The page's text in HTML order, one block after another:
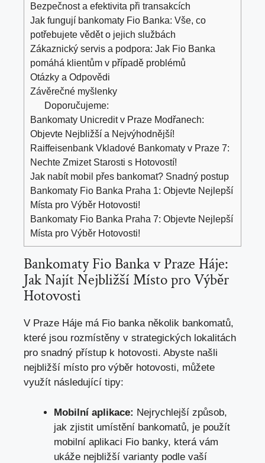
‍Bezpečnost a efektivita při⁣ transakcích
Jak fungují bankomaty Fio ​Banka: Vše, co
potřebujete vědět ‌o jejich⁢ službách
Zákaznický servis a ​podpora: Jak Fio Banka
pomáhá klientům v případě ⁤problémů
Otázky a Odpovědi
Závěrečné myšlenky
Doporučujeme:
Bankomaty Unicredit v Praze Modřanech:
Objevte Nejbližší a Nejvýhodnější!
Raiffeisenbank Vkladové Bankomaty v Praze 7:
Nechte Zmizet Starosti s Hotovostí!
Jak nabít mobil přes bankomat? Snadný postup
Bankomaty Fio Banka Praha 1: Objevte Nejlepší
Místa pro Výběr Hotovosti!
Bankomaty Fio Banka Praha 7: Objevte Nejlepší
Místa pro Výběr Hotovosti!
Bankomaty Fio Banka v Praze Háje:
Jak Najít‍ Nejbližší Místo‍ pro‍ Výběr
Hotovosti
V Praze Háje má Fio ⁣banka několik bankomatů,
které jsou rozmístěny v strategických lokalitách
pro snadný přístup k hotovosti.‍ Abyste našli
nejbližší místo pro výběr hotovosti, můžete
využít následující tipy:
Mobilní aplikace: Nejrychlejší⁣ způsob,
jak zjistit⁤ umístění bankomatů, je použít⁢
mobilní ‍aplikaci Fio banky, která ⁤vám
ukáže nejbližší varianty podle vaší